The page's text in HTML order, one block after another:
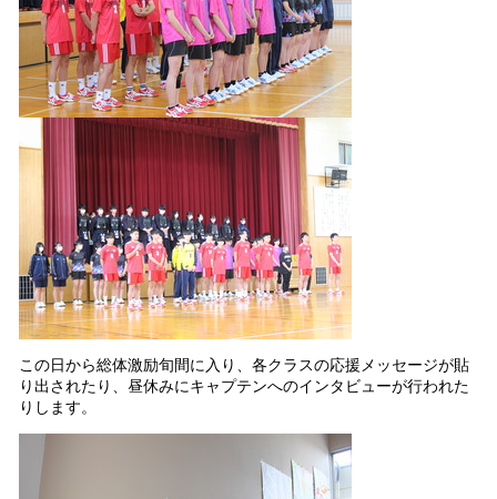
この日から総体激励旬間に入り、各クラスの応援メッセージが貼
り出されたり、昼休みにキャプテンへのインタビューが行われた
りします。